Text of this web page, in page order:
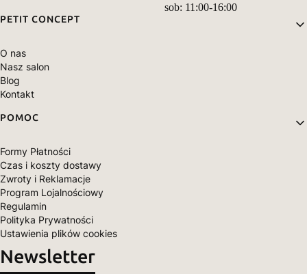
sob: 11:00-16:00
Linki w stopce
PETIT CONCEPT
O nas
Nasz salon
Blog
Kontakt
POMOC
Formy Płatności
Czas i koszty dostawy
Zwroty i Reklamacje
Program Lojalnościowy
Regulamin
Polityka Prywatności
Ustawienia plików cookies
Newsletter